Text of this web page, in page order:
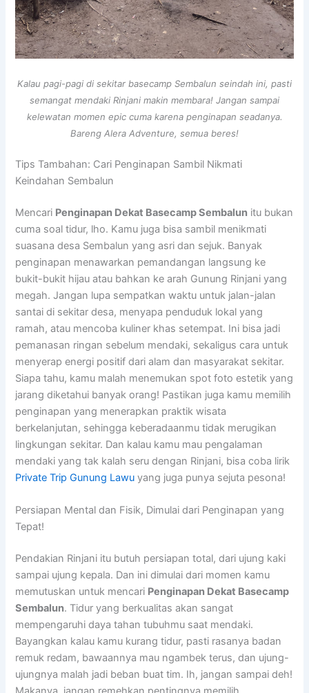
Kalau pagi-pagi di sekitar basecamp Sembalun seindah ini, pasti
semangat mendaki Rinjani makin membara! Jangan sampai
kelewatan momen epic cuma karena penginapan seadanya.
Bareng Alera Adventure, semua beres!
Tips Tambahan: Cari Penginapan Sambil Nikmati
Keindahan Sembalun
Mencari Penginapan Dekat Basecamp Sembalun itu bukan
cuma soal tidur, lho. Kamu juga bisa sambil menikmati
suasana desa Sembalun yang asri dan sejuk. Banyak
penginapan menawarkan pemandangan langsung ke
bukit-bukit hijau atau bahkan ke arah Gunung Rinjani yang
megah. Jangan lupa sempatkan waktu untuk jalan-jalan
santai di sekitar desa, menyapa penduduk lokal yang
ramah, atau mencoba kuliner khas setempat. Ini bisa jadi
pemanasan ringan sebelum mendaki, sekaligus cara untuk
menyerap energi positif dari alam dan masyarakat sekitar.
Siapa tahu, kamu malah menemukan spot foto estetik yang
jarang diketahui banyak orang! Pastikan juga kamu memilih
penginapan yang menerapkan praktik wisata
berkelanjutan, sehingga keberadaanmu tidak merugikan
lingkungan sekitar. Dan kalau kamu mau pengalaman
mendaki yang tak kalah seru dengan Rinjani, bisa coba lirik
Private Trip Gunung Lawu yang juga punya sejuta pesona!
Persiapan Mental dan Fisik, Dimulai dari Penginapan yang
Tepat!
Pendakian Rinjani itu butuh persiapan total, dari ujung kaki
sampai ujung kepala. Dan ini dimulai dari momen kamu
memutuskan untuk mencari Penginapan Dekat Basecamp
Sembalun. Tidur yang berkualitas akan sangat
mempengaruhi daya tahan tubuhmu saat mendaki.
Bayangkan kalau kamu kurang tidur, pasti rasanya badan
remuk redam, bawaannya mau ngambek terus, dan ujung-
ujungnya malah jadi beban buat tim. Ih, jangan sampai deh!